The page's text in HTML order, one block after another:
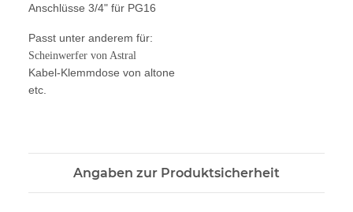
Anschlüsse 3/4" für PG16
Passt unter anderem für:
Scheinwerfer von Astral
Kabel-Klemmdose von altone
etc.
Angaben zur Produktsicherheit